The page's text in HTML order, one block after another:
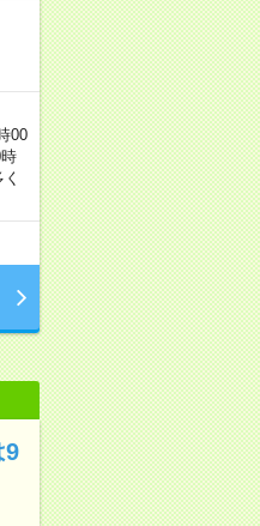
00
9